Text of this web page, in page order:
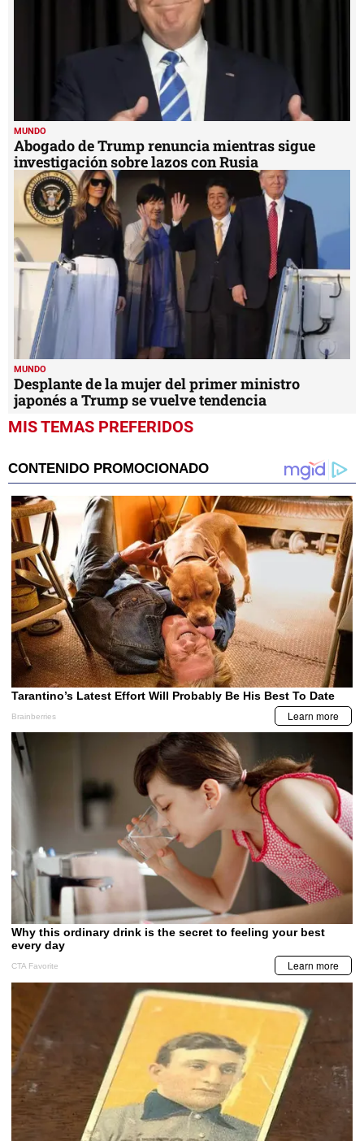
MUNDO
Abogado de Trump renuncia mientras sigue
investigación sobre lazos con Rusia
MUNDO
Desplante de la mujer del primer ministro
japonés a Trump se vuelve tendencia
MIS TEMAS PREFERIDOS